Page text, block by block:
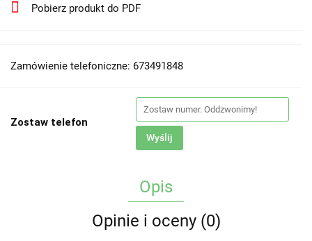
Pobierz produkt do PDF
Zamówienie telefoniczne: 673491848
Zostaw telefon
Wyślij
Opis
Opinie i oceny (0)